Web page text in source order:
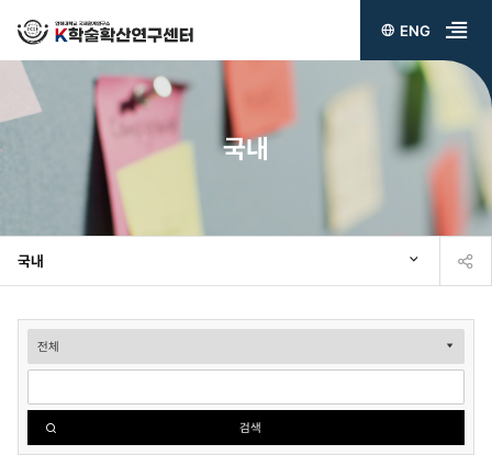
ENG
전
메
뉴
기
국내
국내
내
검
검색